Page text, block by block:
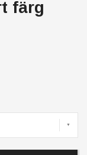
färg